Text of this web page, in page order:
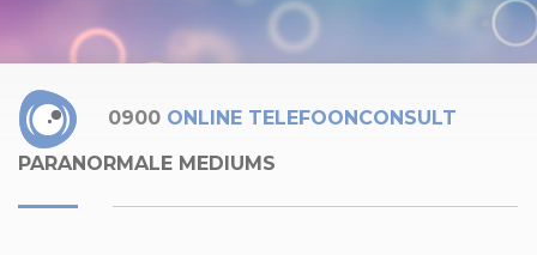
0900 ONLINE TELEFOONCONSULT
PARANORMALE MEDIUMS